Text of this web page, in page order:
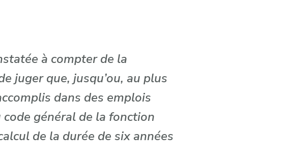
à compter de la
juger que, jusqu’ou, au plus
dans des emplois
général de la fonction
de la durée de six années